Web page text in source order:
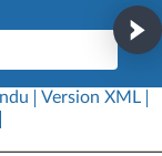
Version XML